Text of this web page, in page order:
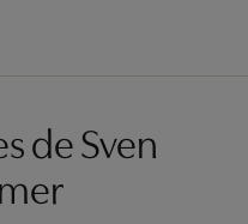
de Sven